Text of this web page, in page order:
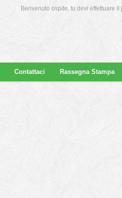
Benvenuto ospite, tu devi effettuare il
Contattaci Rassegna Stampa